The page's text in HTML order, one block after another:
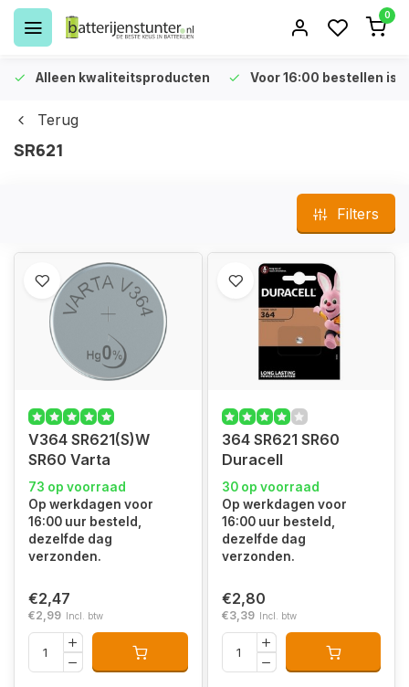
0
Alleen kwaliteitsproducten Voor 16:00 bestellen is
Terug
SR621
Filters
V364 SR621(S)W
SR60 Varta
73 op voorraad
Op werkdagen voor
16:00 uur besteld,
dezelfde dag
verzonden.
€2,47
€2,99 Incl. btw
364 SR621 SR60
Duracell
30 op voorraad
Op werkdagen voor
16:00 uur besteld,
dezelfde dag
verzonden.
€2,80
€3,39 Incl. btw